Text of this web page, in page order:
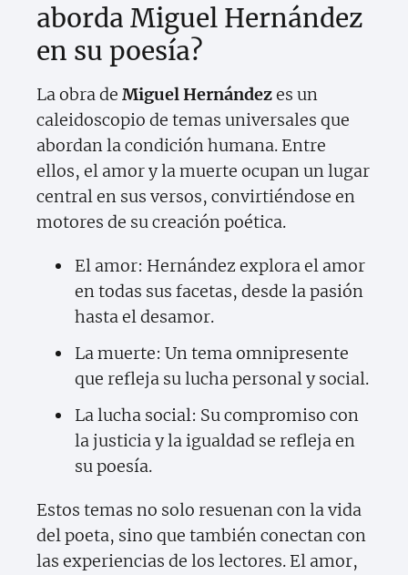
aborda Miguel Hernández
en su poesía?
La obra de Miguel Hernándezes un
caleidoscopio de temas universales que
abordan la condición humana. Entre
ellos, el amor y la muerte ocupan un lugar
central en sus versos, convirtiéndose en
motores de su creación poética.
El amor: Hernández explora el amor
en todas sus facetas, desde la pasión
hasta el desamor.
La muerte: Un tema omnipresente
que refleja su lucha personal y social.
La lucha social: Su compromiso con
la justicia y la igualdad se refleja en
su poesía.
Estos temas no solo resuenan con la vida
del poeta, sino que también conectan con
las experiencias de los lectores. El amor,